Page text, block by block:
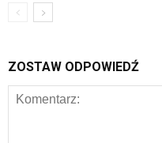
ZOSTAW ODPOWIEDŹ